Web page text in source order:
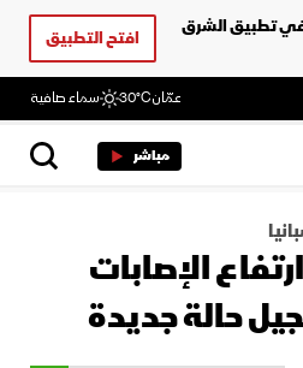
في تطبيق الشرق
افتح التطبيق
عمّان30°C سماء صافية
مباشر
الإصابات